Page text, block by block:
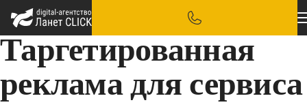
Таргетированная
реклама для сервиса